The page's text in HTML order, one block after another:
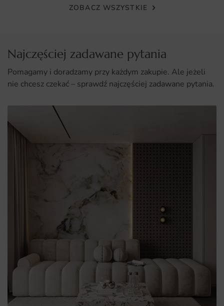
Estetyczny wygląd, który dodaje charakteru i stylu
wnętrzom
ZOBACZ WSZYSTKIE
Najczęściej zadawane pytania
Pomagamy i doradzamy przy każdym zakupie. Ale jeżeli
nie chcesz czekać – sprawdź najczęściej zadawane pytania.